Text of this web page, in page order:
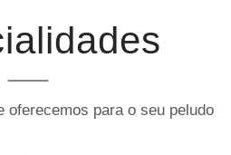
oferecemos para o seu peludo